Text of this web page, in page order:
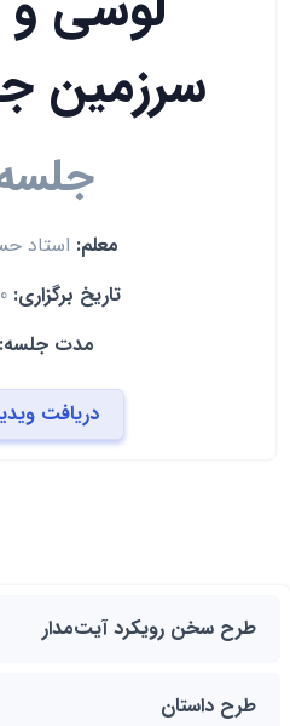
سرزمین
جلسه
معلم: استاد
تاریخ برگزاری: 30
مدت جلسه:
دریافت
طرح سخن رویکرد آیت‌مدار
طرح داستان